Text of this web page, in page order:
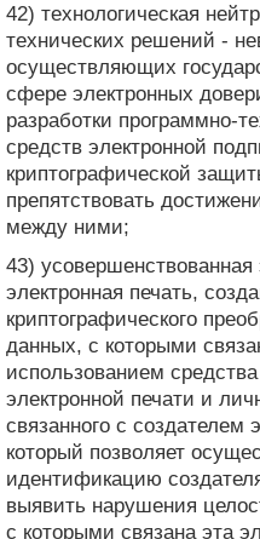
42) технологическая
технических решений -
осуществляющих
сфере электронных
разработки программно-
средств электронной
криптографической
препятствовать
между ними;
43) усовершенствованная
электронная печать,
криптографического
данных, с которыми
использованием
электронной печати и
связанного с создателем
который позволяет
идентификацию
выявить нарушения
с которыми связана эта